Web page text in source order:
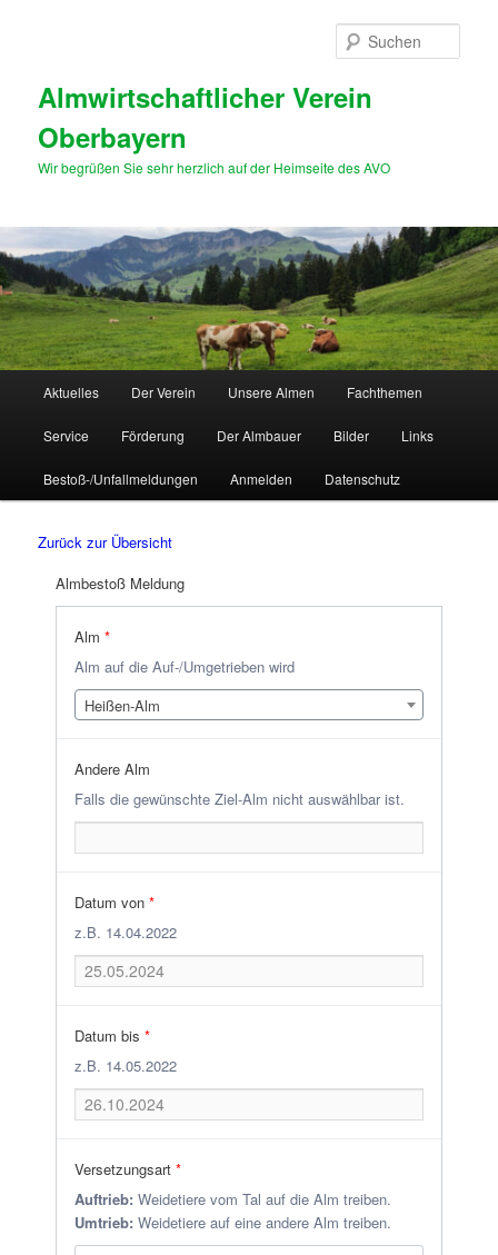
Almwirtschaftlicher Verein
Oberbayern
Wir begrüßen Sie sehr herzlich auf der Heimseite des AVO
Aktuelles Der Verein Unsere Almen Fachthemen
Service Förderung Der Almbauer Bilder Links
Bestoß-/Unfallmeldungen Anmelden Datenschutz
Zurück zur Übersicht
Almbestoß Meldung
Alm*
Alm auf die Auf-/Umgetrieben wird
Heißen-Alm
Andere Alm
Falls die gewünschte Ziel-Alm nicht auswählbar ist.
Datum von*
z.B. 14.04.2022
Datum bis*
z.B. 14.05.2022
Versetzungsart*
Auftrieb: Weidetiere vom Tal auf die Alm treiben.
Umtrieb: Weidetiere auf eine andere Alm treiben.